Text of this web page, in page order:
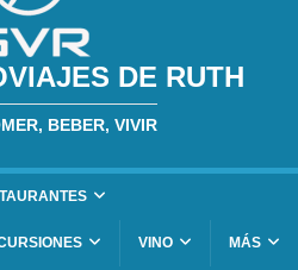
DE RUTH
BEBER, VIVIR
VINO MÁS